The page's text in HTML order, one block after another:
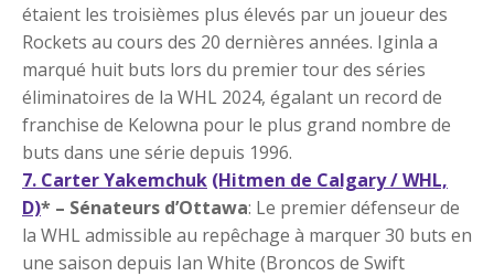
étaient les troisièmes plus élevés par un joueur des
Rockets au cours des 20 dernières années. Iginla a
marqué huit buts lors du premier tour des séries
éliminatoires de la WHL 2024, égalant un record de
franchise de Kelowna pour le plus grand nombre de
buts dans une série depuis 1996.
7. Carter Yakemchuk (Hitmen de Calgary / WHL,
D)* – Sénateurs d’Ottawa: Le premier défenseur de
la WHL admissible au repêchage à marquer 30 buts en
une saison depuis Ian White (Broncos de Swift